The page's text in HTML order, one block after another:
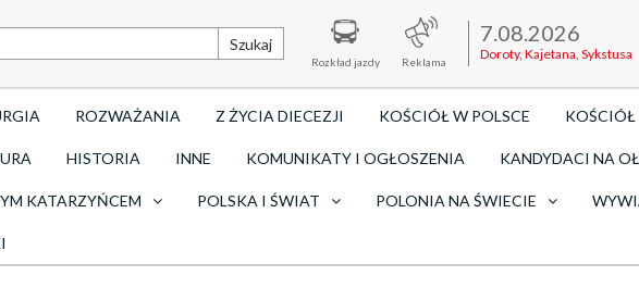
Szukaj
Rozkład jazdy Reklama
7.08.2026
Doroty, Kajetana, Sykstusa
ROZWAŻANIA Z ŻYCIA DIECEZJI KOŚCIÓŁ W POLSCE KOŚCIÓŁ
HISTORIA INNE KOMUNIKATY I OGŁOSZENIA KANDYDACI NA
KATARZYŃCEM POLSKA I ŚWIAT POLONIA NA ŚWIECIE